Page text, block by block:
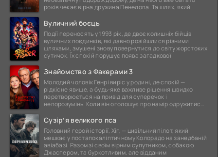
років чекає вірна дружина Пенелопа. Та шлях, який
Вуличний боєць
Події переносять у 1993 рік, де двоє колишніх бійців
вуличних поєдинків, які давно розійшлися різними
шляхами, змушені знову повернутися до світу жорстоких
сутичок. Їх спокій порушує поява загадкової
Знайомство з Факерами 3
Молодий чоловік Генрі виріс у родині, де спокій —
рідкісне явище, а будь-яке важливе рішення швидко
перетворюється на привід для суперечок і
непорозумінь. Коли він оголошує про намір одружитися,
Сузір’я великого пса
Головний герой історії, Хіг, — цивільний пілот, який
мешкає у постапокаліптичному Колорадо на занедбаній
авіабазі. Разом зі своїм вірним супутником, собакою
Джаспером, та буркотливим, але відданим